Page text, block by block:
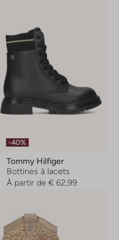
-40%
Tommy Hilfiger
Bottines à lacets
À partir de € 62,99